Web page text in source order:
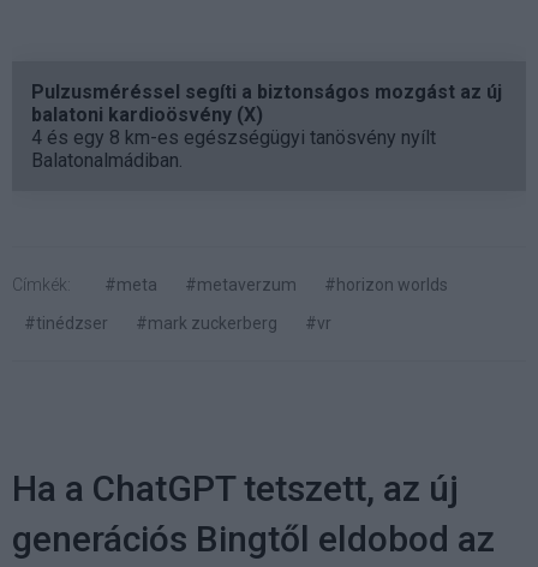
Pulzusméréssel segíti a biztonságos mozgást az új
balatoni kardioösvény (X)
4 és egy 8 km-es egészségügyi tanösvény nyílt
Balatonalmádiban.
Címkék: #meta #metaverzum
#horizon worlds
#tinédzser
#mark zuckerberg #vr
Ha a ChatGPT tetszett, az új
generációs Bingtől eldobod az